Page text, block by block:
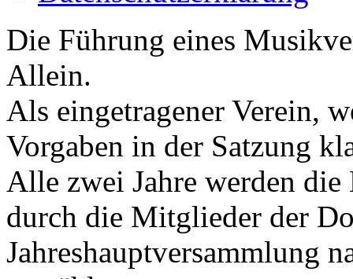
Die Führung eines
Allein.
Als eingetragener Verein,
Vorgaben in der Satzung
Alle zwei Jahre werden
durch die Mitglieder der
Jahreshauptversammlung